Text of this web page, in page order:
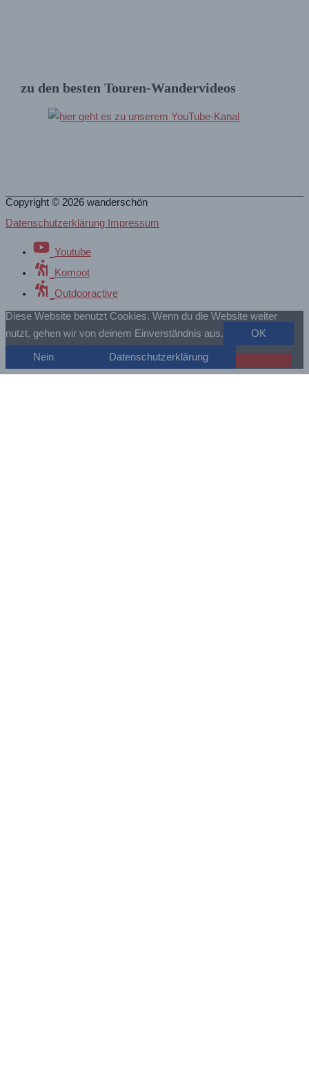
zu den besten Touren-Wandervideos
Copyright © 2026 wanderschön
Datenschutzerklärung Impressum
Youtube
Komoot
Outdooractive
Diese Website benutzt Cookies. Wenn du die Website weiter
nutzt, gehen wir von deinem Einverständnis aus.
OK
Nein Datenschutzerklärung